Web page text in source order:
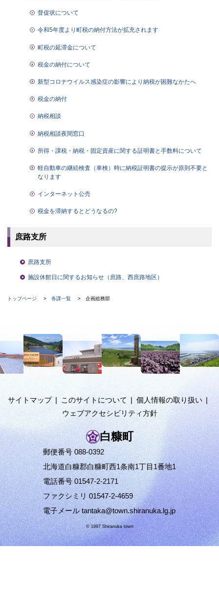
督促状について
令和5年度より町税の納付方法が拡充されます
町税の延滞金について
税金の納付について
新型コロナウイルス感染症の影響により納税が困難なかたへ
税金の納付
納税相談
納税相談夜間窓口
所得・課税・納税・固定資産に関する証明書と手数料について
軽自動車の継続検査（車検）時に納税証明書の提示が原則不要と
なります
インターネット公売
税金を滞納するとどうなるの?
庶路支所
庶路支所
施設休館日に関するお知らせ（庶路、西庶路地区）
ト
る
現
置
の
トップページ 各課一覧 企画総務部
へ
メ
サイトマップ このサイトについて
個人情報の取り扱い
ウェブアクセシビリティ方針
白糠町
郵便番号 088-0392
北海道白糠郡白糠町西1条南1丁目1番地1
電話番号 01547-2-2171
ファクシミリ 01547-2-4659
電子メール tantaka@town.shiranuka.lg.jp
© 1997 Shiranuka town